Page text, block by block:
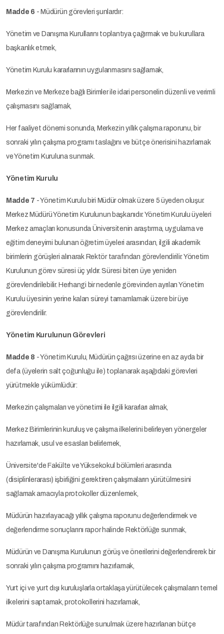
Madde 6 - Müdürün görevleri şunlardır:
Yönetim ve Danışma Kurullarını toplantıya çağırmak ve bu kurullara
başkanlık etmek,
Yönetim Kurulu kararlarının uygulanmasını sağlamak,
Merkezin ve Merkeze bağlı Birimler ile idari personelin düzenli ve verimli
çalışmasını sağlamak,
Her faaliyet dönemi sonunda, Merkezin yıllık çalışma raporunu, bir
sonraki yılın çalışma programı taslağını ve bütçe önerisini hazırlamak
ve Yönetim Kuruluna sunmak.
Yönetim Kurulu
Madde 7 - Yönetim Kurulu biri Müdür olmak üzere 5 üyeden oluşur.
Merkez Müdürü Yönetim Kurulunun başkanıdır. Yönetim Kurulu üyeleri
Merkez amaçları konusunda Üniversitenin araştırma, uygulama ve
eğitim deneyimi bulunan öğretim üyeleri arasından, ilgili akademik
birimlerin görüşleri alınarak Rektör tarafından görevlendirilir. Yönetim
Kurulunun görev süresi üç yıldır. Süresi biten üye yeniden
görevlendirilebilir. Herhangi bir nedenle görevinden ayrılan Yönetim
Kurulu üyesinin yerine kalan süreyi tamamlamak üzere bir üye
görevlendirilir.
Yönetim Kurulunun Görevleri
Madde 8 - Yönetim Kurulu, Müdürün çağrısı üzerine en az ayda bir
defa (üyelerin salt çoğunluğu ile) toplanarak aşağıdaki görevleri
yürütmekle yükümlüdür:
Merkezin çalışmaları ve yönetimi ile ilgili kararları almak,
Merkez Birimlerinin kuruluş ve çalışma ilkelerini belirleyen yönergeler
hazırlamak, usul ve esasları belirlemek,
Üniversite'de Fakülte ve Yüksekokul bölümleri arasında
(disiplinlerarası) işbirliğini gerektiren çalışmaların yürütülmesini
sağlamak amacıyla protokoller düzenlemek,
Müdürün hazırlayacağı yıllık çalışma raporunu değerlendirmek ve
değerlendirme sonuçlarını rapor halinde Rektörlüğe sunmak,
Müdürün ve Danışma Kurulunun görüş ve önerilerini değerlendirerek bir
sonraki yılın çalışma programını hazırlamak,
Yurt içi ve yurt dışı kuruluşlarla ortaklaşa yürütülecek çalışmaların temel
ilkelerini saptamak, protokollerini hazırlamak,
Müdür tarafından Rektörlüğe sunulmak üzere hazırlanan bütçe